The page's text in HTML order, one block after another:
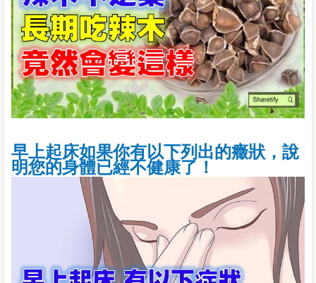
早上起床如果你有以下列出的癥狀，說
明您的身體已經不健康了！